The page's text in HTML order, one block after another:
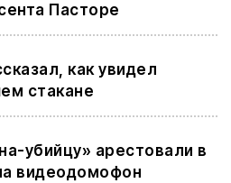
Пасторе
как увидел
стакане
убийцу» арестовали в
видеодомофон